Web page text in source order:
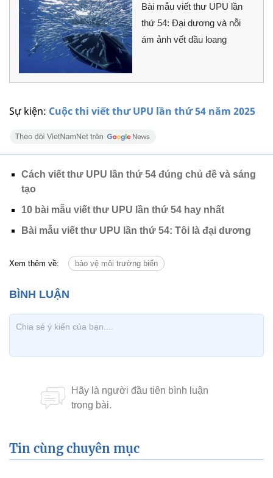
Sự kiện: Cuộc thi viết thư UPU lần thứ 54 năm 2025
Bài mẫu viết thư UPU lần
thứ 54: Đại dương và nỗi
ám ảnh vết dầu loang
Cách viết thư UPU lần thứ 54 đúng chủ đề và sáng
tạo
10 bài mẫu viết thư UPU lần thứ 54 hay nhất
Bài mẫu viết thư UPU lần thứ 54: Tôi là đại dương
Xem thêm về: bảo vệ môi trường biển
Tin cùng chuyên mục